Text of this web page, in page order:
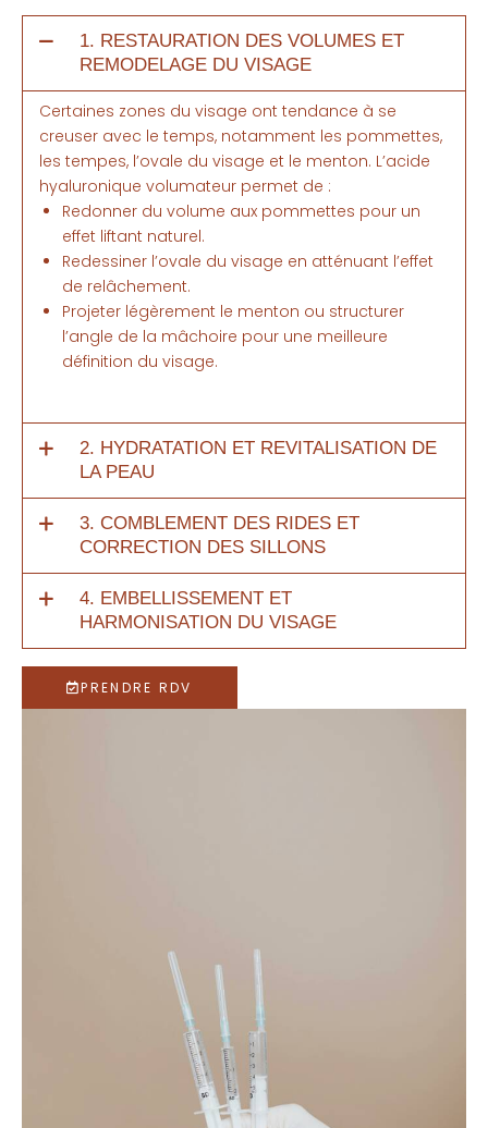
1. RESTAURATION DES VOLUMES ET
REMODELAGE DU VISAGE
Certaines zones du visage ont tendance à se
creuser avec le temps, notamment les pommettes,
les tempes, l’ovale du visage et le menton. L’acide
hyaluronique volumateur permet de :
Redonner du volume aux pommettes pour un
effet liftant naturel.
Redessiner l’ovale du visage en atténuant l’effet
de relâchement.
Projeter légèrement le menton ou structurer
l’angle de la mâchoire pour une meilleure
définition du visage.
2. HYDRATATION ET REVITALISATION DE
LA PEAU
3. COMBLEMENT DES RIDES ET
CORRECTION DES SILLONS
4. EMBELLISSEMENT ET
HARMONISATION DU VISAGE
PRENDRE RDV